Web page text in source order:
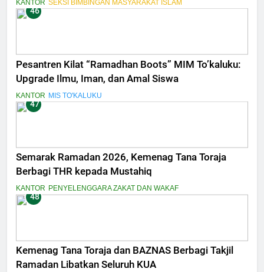
KANTOR SEKSI BIMBINGAN MASYARAKAT ISLAM
46
Pesantren Kilat “Ramadhan Boots” MIM To’kaluku:
Upgrade Ilmu, Iman, dan Amal Siswa
KANTOR MIS TO'KALUKU
47
Semarak Ramadan 2026, Kemenag Tana Toraja
Berbagi THR kepada Mustahiq
KANTOR PENYELENGGARA ZAKAT DAN WAKAF
48
Kemenag Tana Toraja dan BAZNAS Berbagi Takjil
Ramadan Libatkan Seluruh KUA